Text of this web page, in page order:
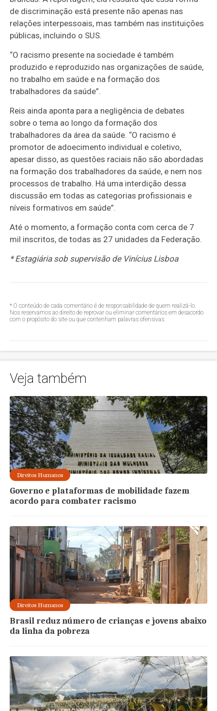
de discriminação está presente não apenas nas
relações interpessoais, mas também nas instituições
públicas, incluindo o SUS.
“O racismo presente na sociedade é também
produzido e reproduzido nas organizações de saúde,
no trabalho em saúde e na formação dos
trabalhadores da saúde”.
Reis ainda aponta para a negligência de debates
sobre o tema ao longo da formação dos
trabalhadores da área da saúde. “O racismo é
promotor de adoecimento individual e coletivo,
apesar disso, as questões raciais não são abordadas
na formação dos trabalhadores da saúde, e nem nos
processos de trabalho. Há uma interdição dessa
discussão em todas as categorias profissionais e
níveis formativos em saúde”.
Até o momento, a formação conta com cerca de 7
mil inscritos, de todas as 27 unidades da Federação.
* Estagiária sob supervisão de Vinícius Lisboa
* O conteúdo de cada comentário é de responsabilidade de quem realizá-lo.
Nos reservamos ao direito de reprovar ou eliminar comentários em desacordo
com o propósito do site ou que contenham palavras ofensivas.
Veja também
Direitos Humanos
Governo e plataformas de mobilidade fazem
acordo para combater racismo
Direitos Humanos
Brasil reduz número de crianças e jovens abaixo
da linha da pobreza